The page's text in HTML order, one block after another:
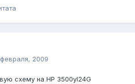
февраля, 2009
схему на HP 3500yl24G